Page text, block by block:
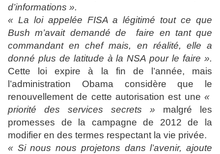
d’informations ».
« La loi appelée FISA a légitimé tout ce que
Bush m’avait demandé de faire en tant que
commandant en chef mais, en réalité, elle a
donné plus de latitude à la NSA pour le faire ».
Cette loi expire à la fin de l’année, mais
l’administration Obama considère que le
renouvellement de cette autorisation est une «
priorité des services secrets » malgré les
promesses de la campagne de 2012 de la
modifier en des termes respectant la vie privée.
« Si nous nous projetons dans l’avenir, ajoute